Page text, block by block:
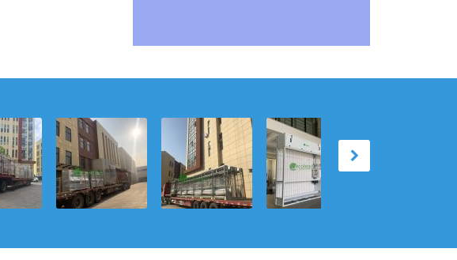
恒净
欧自
气过
材质
，重
体验
伊希欧自动卷绕
式空气过滤器：
以智能卷绕逻辑
构建全周期净化
效能新生态
动态恒净：伊希
欧自动卷绕式空
气过滤器重塑办
公楼与工业管道
的净化逻辑
卷绕式过滤器的
场景赋能：伊希
欧如何让污水厂
与新风系统共赴
恒效净化